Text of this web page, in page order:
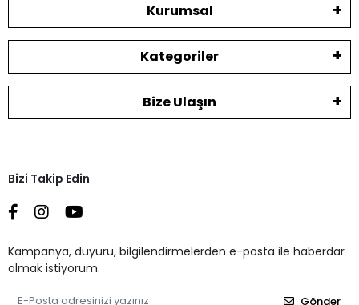
Kurumsal
Kategoriler
Bize Ulaşın
Bizi Takip Edin
Kampanya, duyuru, bilgilendirmelerden e-posta ile haberdar
olmak istiyorum.
Gönder